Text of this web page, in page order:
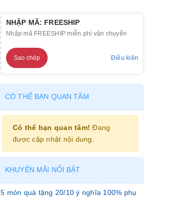
NHẬP MÃ: FREESHIP
Nhập mã FREESHIP miễn phí vận chuyển
Sao chép Điều kiện
CÓ THỂ BẠN QUAN TÂM
Có thể bạn quan tâm! Đang
được cập nhật nội dung.
KHUYẾN MÃI NỔI BẬT
5 món quà tặng 20/10 ý nghĩa 100% phụ